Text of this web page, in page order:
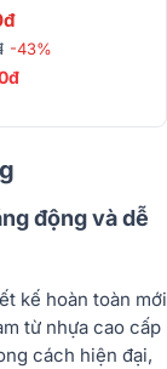
-43%
động và dễ
kế hoàn toàn mới
từ nhựa cao cấp
cách hiện đại,